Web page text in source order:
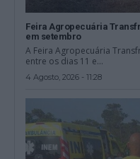
Feira Agropecuária
em setembro
A Feira Agropecuária
entre os dias 11 e...
4 Agosto, 2026 - 11:28